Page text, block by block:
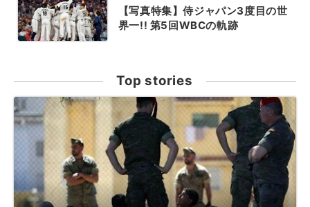
【写真特集】侍ジャパン3度目の世
界一!! 第5回WBCの軌跡
Top stories